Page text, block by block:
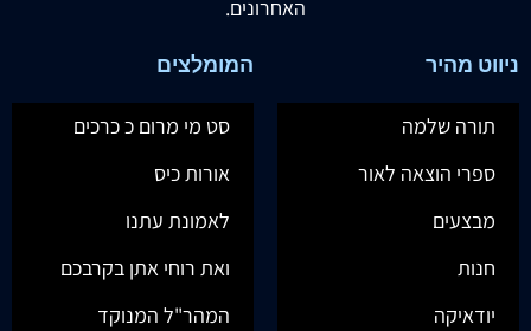
האחרונים.
ניווט מהיר
תורה שלמה
ספרי הוצאה לאור
מבצעים
חנות
יודאיקה
המומלצים
סט מי מרום כ כרכים
אורות כיס
לאמונת עתנו
ואת רוחי אתן בקרבכם
המהר"ל המנוקד